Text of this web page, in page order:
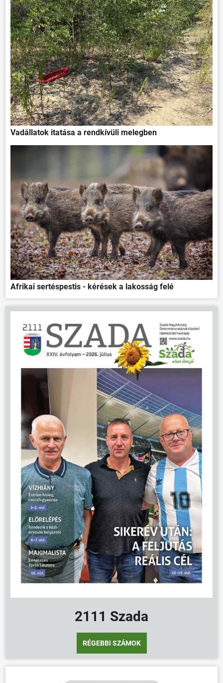
Vadállatok itatása a rendkívüli melegben
Afrikai sertéspestis - kérések a lakosság felé
2111 Szada
RÉGEBBI SZÁMOK